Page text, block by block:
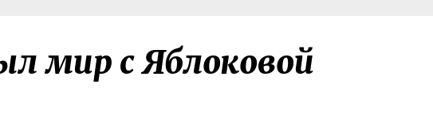
мир с Яблоковой